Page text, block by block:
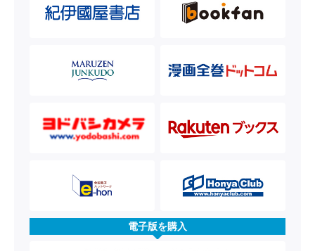
電子版を購入